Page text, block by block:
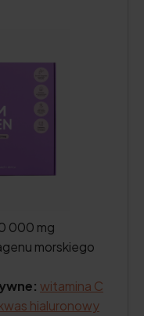
000 mg
morskiego
witamina C
hialuronowy